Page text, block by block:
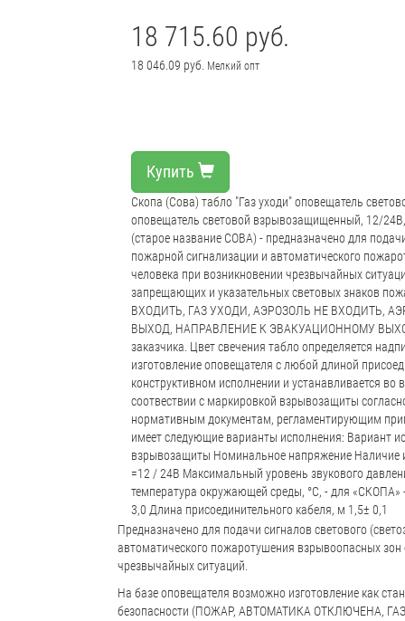
18 715.60 руб.
18 046.09 руб. Мелкий опт
Купить
Скопа (Сова) табло "Газ уходи" оповещатель
оповещатель световой взрывозащищенный, 12/
(старое название СОВА) - предназначено для
пожарной сигнализации и автоматического
человека при возникновении чрезвычайных
запрещающих и указательных световых знаков
ВХОДИТЬ, ГАЗ УХОДИ, АЭРОЗОЛЬ НЕ ВХОДИТЬ,
ВЫХОД, НАПРАВЛЕНИЕ К ЭВАКУАЦИОННОМУ
заказчика. Цвет свечения табло определяется
изготовление оповещателя с любой длиной
конструктивном исполнении и устанавливается
соотвествии с маркировкой взрывозащиты
нормативным документам, регламентирующим
имеет следующие варианты исполнения: Вариант
взрывозащиты Номинальное напряжение Наличие
=12 / 24В Максимальный уровень звукового
температура окружающей среды, °С, - для «СКОПА»
3,0 Длина присоединительного кабеля, м 1,5± 0,1
Предназначено для подачи сигналов светового
автоматического пожаротушения взрывоопасных
чрезвычайных ситуаций.
На базе оповещателя возможно изготовление как
безопасности (ПОЖАР, АВТОМАТИКА ОТКЛЮЧЕНА,